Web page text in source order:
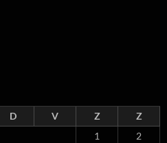
D V Z
Z
1
2